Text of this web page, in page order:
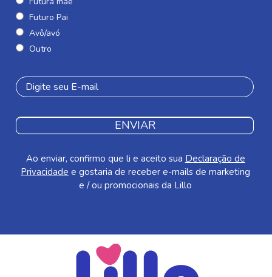
Futuro Pai
Avô/avó
Outro
ENVIAR
Ao enviar, confirmo que li e aceito sua Declaração de
Privacidade e gostaria de receber e-mails de marketing
e / ou promocionais da Lillo